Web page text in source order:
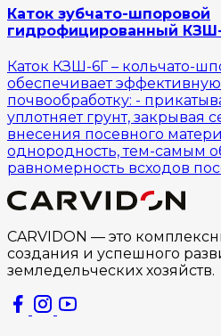
Каток зубчато-шпоровой
гидрофицированный
Каток КЗШ-6Г – кольчато-
обеспечивает
почвообработку: -
уплотняет грунт, закрывая
внесения посевного
однородность, тем-самым
равномерность всходов
CARVIDON — это
создания и успешного
земледельческих хозяйств.